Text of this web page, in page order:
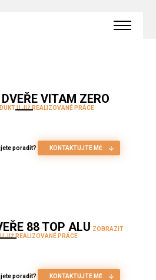
VITAM ZERO
U JIŽ REALIZOVANÉ PRÁCE
poradit? KONTAKTUJTE MĚ
88 TOP ALU ZOBRAZIT
JIŽ REALIZOVANÉ PRÁCE
poradit? KONTAKTUJTE MĚ